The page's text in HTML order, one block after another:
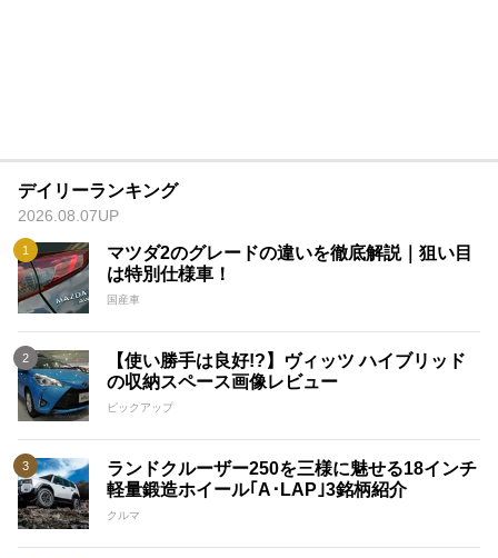
デイリーランキング
2026.08.07UP
マツダ2のグレードの違いを徹底解説｜狙い目
は特別仕様車！
国産車
【使い勝手は良好!?】ヴィッツ ハイブリッド
の収納スペース画像レビュー
ピックアップ
ランドクルーザー250を三様に魅せる18インチ
軽量鍛造ホイール｢A･LAP｣3銘柄紹介
クルマ